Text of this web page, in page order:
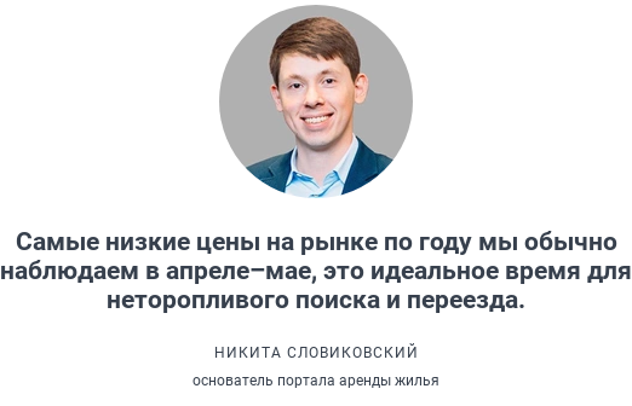
Самые низкие цены на рынке по году мы обычно
наблюдаем в апреле–мае, это идеальное время для
неторопливого поиска и переезда.
НИКИТА СЛОВИКОВСКИЙ
основатель портала аренды жилья